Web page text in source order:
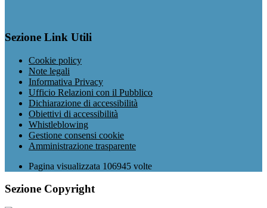
Sezione Link Utili
Cookie policy
Note legali
Informativa Privacy
Ufficio Relazioni con il Pubblico
Dichiarazione di accessibilità
Obiettivi di accessibilità
Whistleblowing
Gestione consensi cookie
Amministrazione trasparente
Pagina visualizzata 106945 volte
Sezione Copyright